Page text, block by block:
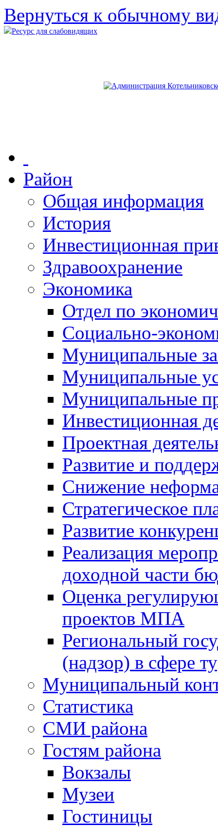
Вернуться к обычному
Ресурс для слабовидящих
Район
Общая информация
История
Инвестиционная
Здравоохранение
Экономика
Отдел по
Социально-
Муниципальные
Муниципальные
Муниципальные
Инвестиционная
Проектная
Развитие и
Снижение
Стратегическое
Развитие
Реализация
доходной части
Оценка
проектов МПА
Региональный
(надзор) в сфере
Муниципальный
Статистика
СМИ района
Гостям района
Вокзалы
Музеи
Гостиницы